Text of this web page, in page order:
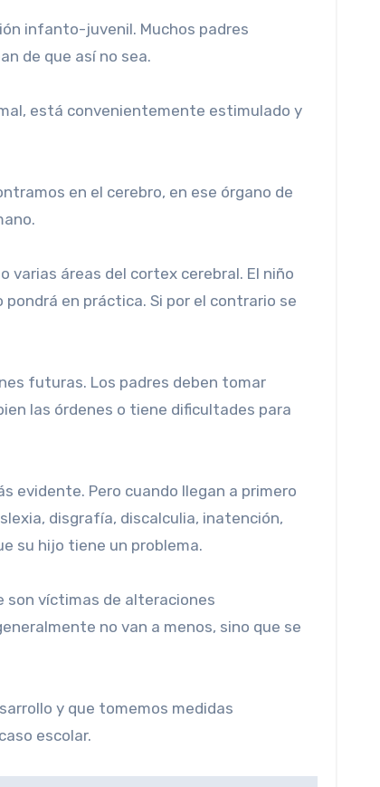
infanto-juvenil. Muchos padres
de que así no sea.
está convenientemente estimulado y
en el cerebro, en ese órgano de
varias áreas del cortex cerebral. El niño
en práctica. Si por el contrario se
futuras. Los padres deben tomar
las órdenes o tiene dificultades para
evidente. Pero cuando llegan a primero
disgrafía, discalculia, inatención,
su hijo tiene un problema.
son víctimas de alteraciones
no van a menos, sino que se
y que tomemos medidas
escolar.